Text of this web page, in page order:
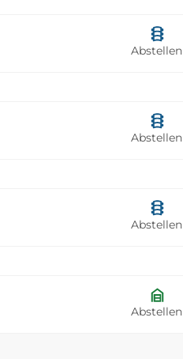
Abstellen
Abstellen
Abstellen
Abstellen